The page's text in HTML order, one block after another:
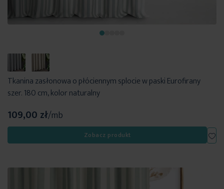
Tkanina zasłonowa o płóciennym splocie w paski Eurofirany
szer. 180 cm, kolor naturalny
109,00 zł/mb
Zobacz produkt